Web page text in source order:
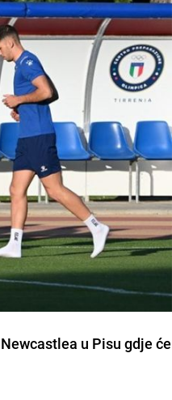
u Pisu gdje će